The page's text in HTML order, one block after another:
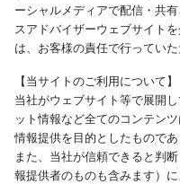
ーシャルメディアで配信・共
スアドバイザーウェブサイト
は、お客様の責任で行ってい
【当サイトのご利用について】
当社がウェブサイト等で展開
ット情報など全てのコンテン
情報提供を目的としたもので
また、当社が信頼できると判
報提供者のものも含みます）